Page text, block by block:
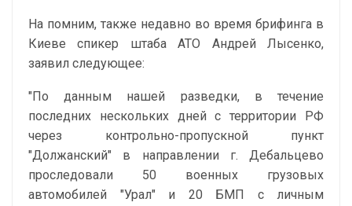
На помним, также недавно во время брифинга в
Киеве спикер штаба АТО Андрей Лысенко,
заявил следующее:
"По данным нашей разведки, в течение
последних нескольких дней с территории РФ
через контрольно-пропускной пункт
"Должанский" в направлении г. Дебальцево
проследовали 50 военных грузовых
автомобилей "Урал" и 20 БМП с личным